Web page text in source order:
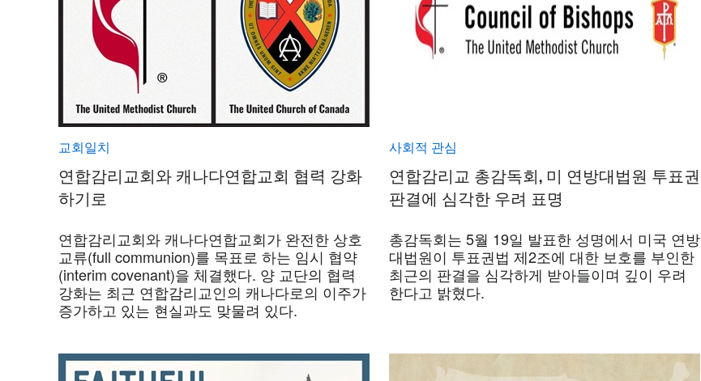
교회일치
연합감리교회와 캐나다연합교회 협력 강화
하기로
연합감리교회와 캐나다연합교회가 완전한 상호
교류(full communion)를 목표로 하는 임시 협약
(interim covenant)을 체결했다. 양 교단의 협력
강화는 최근 연합감리교인의 캐나다로의 이주가
증가하고 있는 현실과도 맞물려 있다.
사회적 관심
연합감리교 총감독회, 미 연방대법원 투표권
판결에 심각한 우려 표명
총감독회는 5월 19일 발표한 성명에서 미국 연방
대법원이 투표권법 제2조에 대한 보호를 부인한
최근의 판결을 심각하게 받아들이며 깊이 우려
한다고 밝혔다.